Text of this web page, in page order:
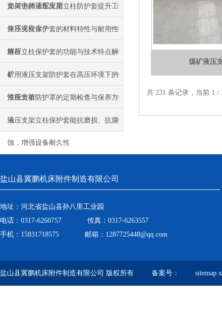
支架中的适配应用
如何选择液压支架立柱防护套提升工
作环境安全？
液压支柱保护套的材料特性与耐用性
解析
液压立柱保护套的功能与技术特点解
析
矿用液压支架防护套在高压环境下的
性能分析
液压支架防护罩的定期检查与保养方
法
液压支架立柱保护套能抗磨损、抗腐
蚀，增强设备耐久性
煤矿液压
共 231 条记录，当前
盐山县冀鹏机床附件制造有限公司
地址：河北省盐山县孙八里工业园
电话：0317-6260757 传真：0317-6263557
手机：15831718575 邮箱：1287725448@qq.com
盐山县冀鹏机床附件制造有限公司 版权所有 备案号：